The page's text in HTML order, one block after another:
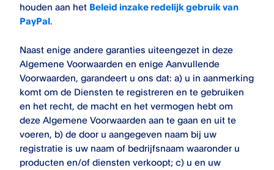
houden aan het Beleid inzake redelijk gebruik van
PayPal.
Naast enige andere garanties uiteengezet in deze
Algemene Voorwaarden en enige Aanvullende
Voorwaarden, garandeert u ons dat: a) u in aanmerking
komt om de Diensten te registreren en te gebruiken
en het recht, de macht en het vermogen hebt om
deze Algemene Voorwaarden aan te gaan en uit te
voeren, b) de door u aangegeven naam bij uw
registratie is uw naam of bedrijfsnaam waaronder u
producten en/of diensten verkoopt; c) u en uw